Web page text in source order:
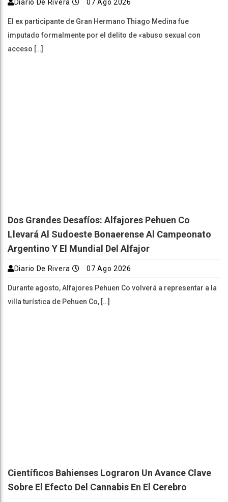
Diario De Rivera 07 Ago 2026
El ex participante de Gran Hermano Thiago Medina fue
imputado formalmente por el delito de «abuso sexual con
acceso […]
Dos Grandes Desafíos: Alfajores Pehuen Co
Llevará Al Sudoeste Bonaerense Al Campeonato
Argentino Y El Mundial Del Alfajor
Diario De Rivera 07 Ago 2026
Durante agosto, Alfajores Pehuen Co volverá a representar a la
villa turística de Pehuen Co, […]
Científicos Bahienses Lograron Un Avance Clave
Sobre El Efecto Del Cannabis En El Cerebro